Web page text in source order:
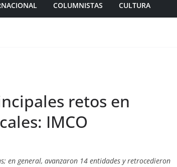
COLUMNISTAS CULTURA
retos en
IMCO
en general, avanzaron 14 entidades y retrocedieron